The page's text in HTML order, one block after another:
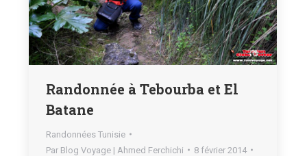
Randonnée à Tebourba et El
Batane
Randonnées Tunisie
Par Blog Voyage | Ahmed Ferchichi
8 février 2014